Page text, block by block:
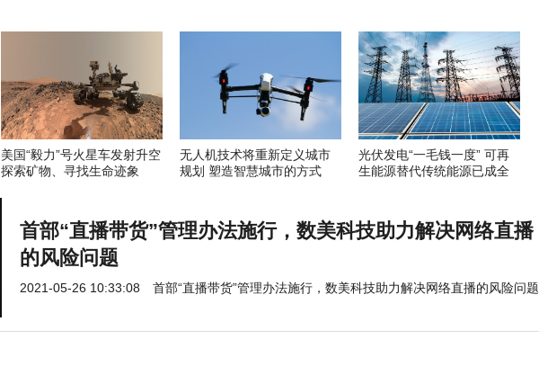
美国“毅力”号火星车发射升空
探索矿物、寻找生命迹象
无人机技术将重新定义城市
规划 塑造智慧城市的方式
光伏发电“一毛钱一度” 可再
生能源替代传统能源已成全
首部“直播带货”管理办法施行，数美科技助力解决网络直播
的风险问题
2021-05-26 10:33:08 首部“直播带货”管理办法施行，数美科技助力解决网络直播的风险问题